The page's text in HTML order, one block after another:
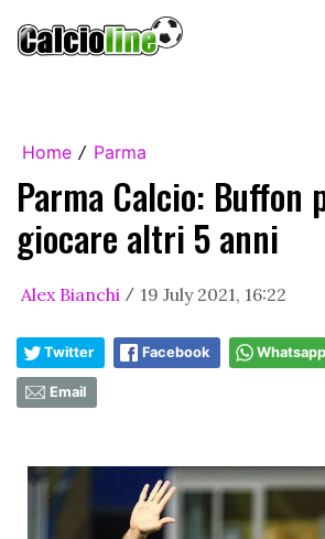
Home / Parma
Parma Calcio: Buffon
giocare altri 5 anni
Alex Bianchi / 19 July 2021, 16:22
Twitter Facebook Whatsapp
Email